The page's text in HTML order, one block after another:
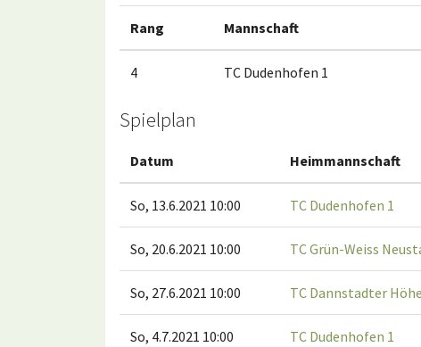
Rang Mannschaft
4 TC Dudenhofen 1
Spielplan
Datum Heimmannschaft
So, 13.6.2021 10:00 TC Dudenhofen 1
So, 20.6.2021 10:00 TC Grün-Weiss
So, 27.6.2021 10:00 TC Dannstadter
So, 4.7.2021 10:00 TC Dudenhofen 1